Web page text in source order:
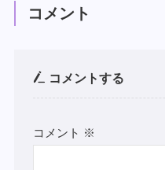
コメント
コメントする
コメント ※